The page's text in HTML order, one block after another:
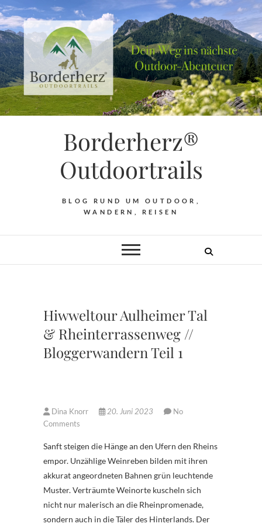
Borderherz®
Outdoortrails
BLOG RUND UM OUTDOOR,
WANDERN, REISEN
Hiwweltour Aulheimer Tal
& Rheinterrassenweg //
Bloggerwandern Teil 1
Dina Knorr 20. Juni 2023
No
Comments
Sanft steigen die Hänge an den Ufern den Rheins
empor. Unzählige Weinreben bilden mit ihren
akkurat angeordneten Bahnen grün leuchtende
Muster. Verträumte Weinorte kuscheln sich
nicht nur malerisch an die Rheinpromenade,
sondern auch in die Täler des Hinterlands. Der